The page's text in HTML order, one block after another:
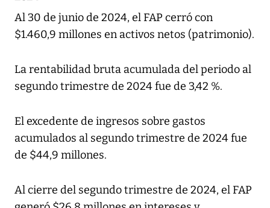
Al 30 de junio de 2024, el FAP cerró con
$1.460,9 millones en activos netos (patrimonio).
La rentabilidad bruta acumulada del periodo al
segundo trimestre de 2024 fue de 3,42 %.
El excedente de ingresos sobre gastos
acumulados al segundo trimestre de 2024 fue
de $44,9 millones.
Al cierre del segundo trimestre de 2024, el FAP